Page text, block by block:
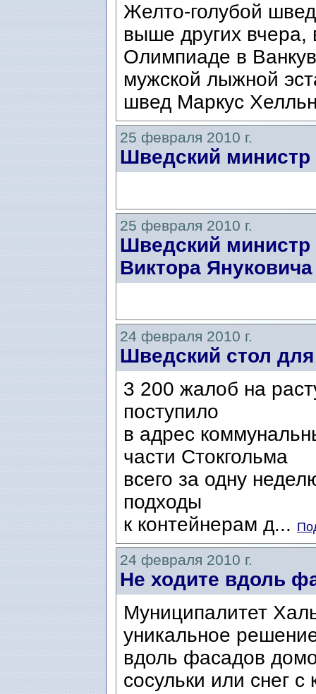
Желто-голубой
выше других вчера,
Олимпиаде в
мужской лыжной
швед Маркус
25 февраля 2010 г.
Шведский министр
25 февраля 2010 г.
Шведский министр
Виктора Януковича
24 февраля 2010 г.
Шведский стол
3 200 жалоб на
поступило
в адрес
части Стокгольма
всего за одну
подходы
к контейнерам д...
24 февраля 2010 г.
Не ходите вдоль
Муниципалитет
уникальное
вдоль фасадов
сосульки или снег